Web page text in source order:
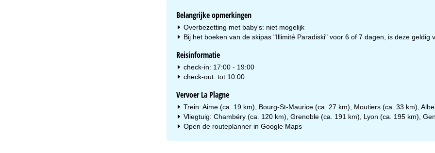
Belangrijke opmerkingen
Overbezetting met baby's: niet mogelijk
Bij het boeken van de skipas "Illimité Paradiski" voor 6 of 7 dagen, is deze
Reisinformatie
check-in: 17:00 - 19:00
check-out: tot 10:00
Vervoer La Plagne
Trein: Aime (ca. 19 km), Bourg-St-Maurice (ca. 27 km), Moutiers (ca. 33 km),
Vliegtuig: Chambéry (ca. 120 km), Grenoble (ca. 191 km), Lyon (ca. 195 km),
Open de routeplanner in Google Maps